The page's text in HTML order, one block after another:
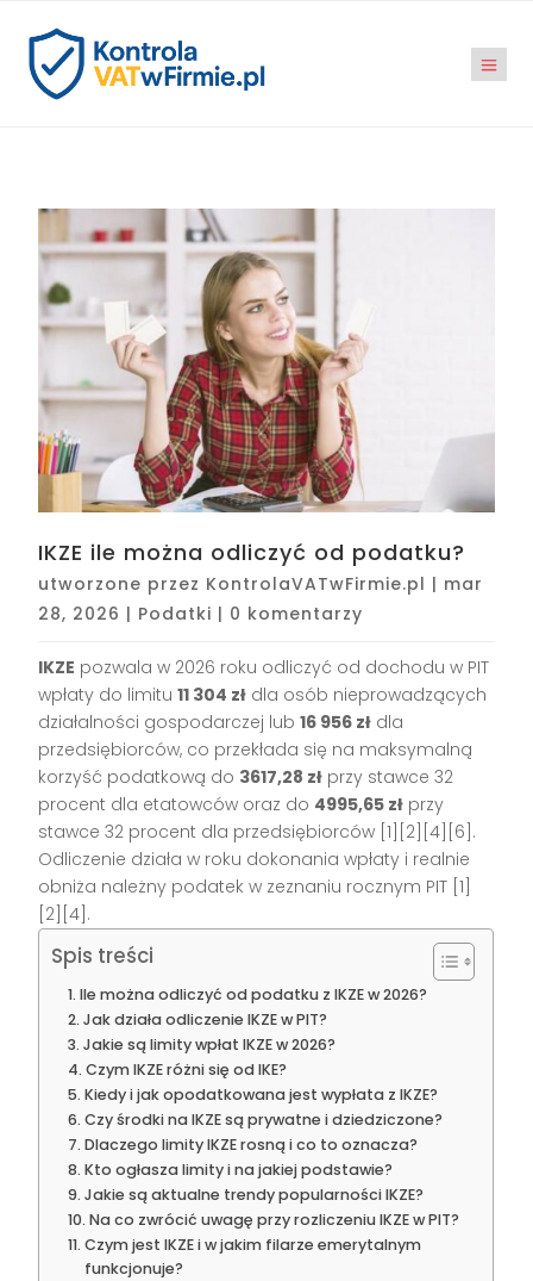
IKZE ile można odliczyć od podatku?
utworzone przez KontrolaVATwFirmie.pl | mar
28, 2026 | Podatki | 0 komentarzy
IKZE pozwala w 2026 roku odliczyć od dochodu w PIT
wpłaty do limitu11 304 zł dla osób nieprowadzących
działalności gospodarczej lub16 956 zł dla
przedsiębiorców, co przekłada się na maksymalną
korzyść podatkową do 3617,28 zł przy stawce 32
procent dla etatowców oraz do 4995,65 zł przy
stawce 32 procent dla przedsiębiorców [1][2][4][6].
Odliczenie działa w roku dokonania wpłaty i realnie
obniża należny podatek w zeznaniu rocznym PIT [1]
[2][4].
Spis treści
Ile można odliczyć od podatku z IKZE w 2026?
Jak działa odliczenie IKZE w PIT?
Jakie są limity wpłat IKZE w 2026?
Czym IKZE różni się od IKE?
Kiedy i jak opodatkowana jest wypłata z IKZE?
Czy środki na IKZE są prywatne i dziedziczone?
Dlaczego limity IKZE rosną i co to oznacza?
Kto ogłasza limity i na jakiej podstawie?
Jakie są aktualne trendy popularności IKZE?
Na co zwrócić uwagę przy rozliczeniu IKZE w PIT?
Czym jest IKZE i w jakim filarze emerytalnym
funkcjonuje?